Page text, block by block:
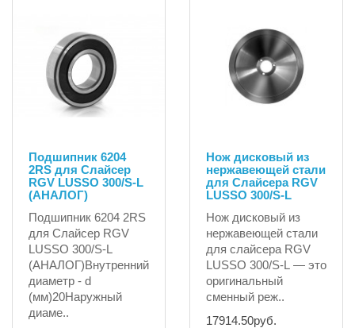
Подшипник 6204
2RS для Слайсер
RGV LUSSO 300/S-L
(АНАЛОГ)
Подшипник 6204 2RS
для Слайсер RGV
LUSSO 300/S-L
(АНАЛОГ)Внутренний
диаметр - d
(мм)20Наружный
диаме..
Нож дисковый из
нержавеющей стали
для Слайсера RGV
LUSSO 300/S-L
Нож дисковый из
нержавеющей стали
для слайсера RGV
LUSSO 300/S-L — это
оригинальный
сменный реж..
17914.50руб.